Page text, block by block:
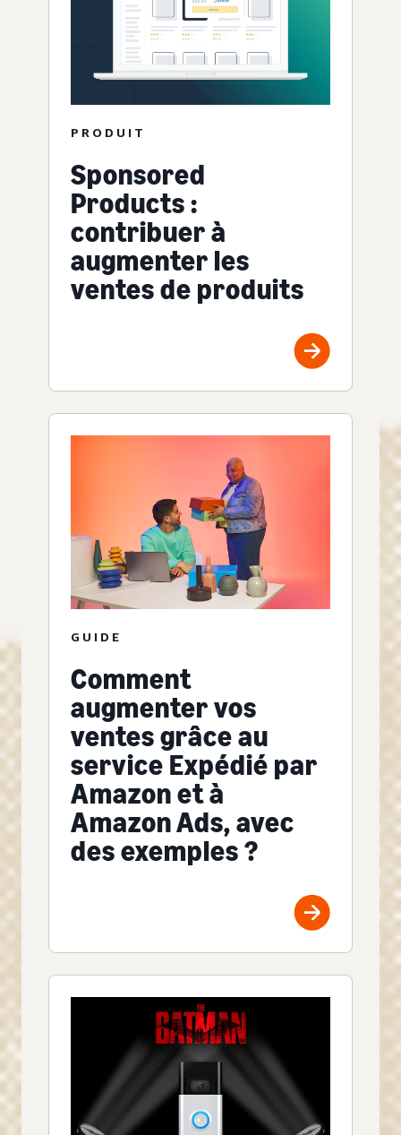
PRODUIT
Sponsored
Products :
contribuer à
augmenter les
ventes de produits
GUIDE
Comment
augmenter vos
ventes grâce au
service Expédié par
Amazon et à
Amazon Ads, avec
des exemples ?